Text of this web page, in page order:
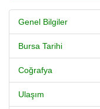
Genel Bilgiler
Bursa Tarihi
Coğrafya
Ulaşım